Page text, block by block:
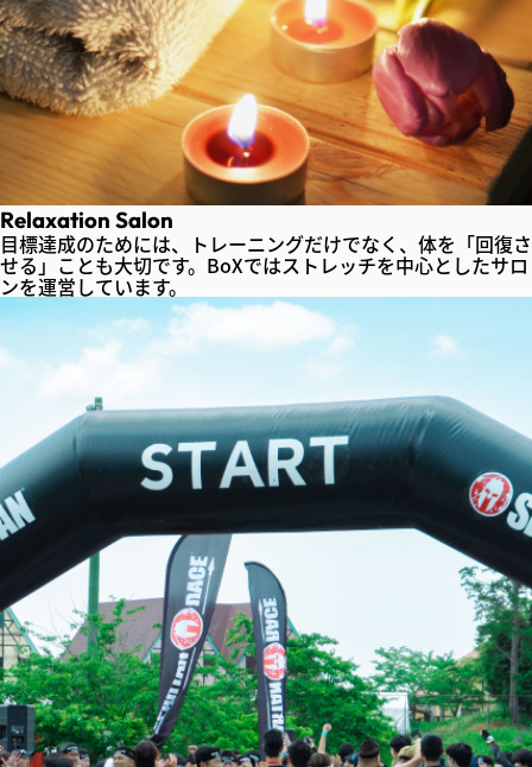
Relaxation Salon
目標達成のためには、トレーニングだけでなく、体を「回復さ
せる」ことも大切です。BoXではストレッチを中心としたサロ
ンを運営しています。